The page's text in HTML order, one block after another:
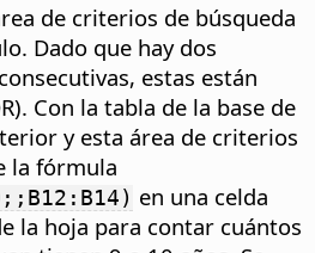
de criterios de búsqueda
Dado que hay dos
estas están
Con la tabla de la base de
y esta área de criterios
la fórmula
en una celda
la hoja para contar cuántos